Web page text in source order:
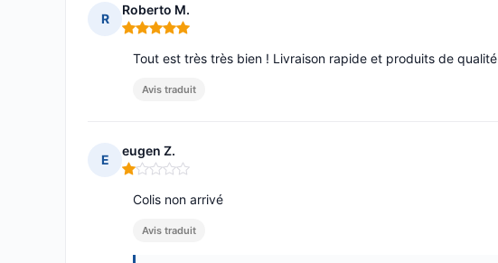
R
Roberto M.
Note : 5 sur 5
Tout est très très bien ! Livraison rapide et produits de qualité
Avis traduit
E
eugen Z.
Note : 1 sur 5
Colis non arrivé
Avis traduit